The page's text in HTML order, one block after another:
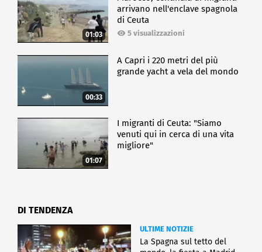
01:03
arrivano nell'enclave spagnola
di Ceuta
5 visualizzazioni
00:33
A Capri i 220 metri del più
grande yacht a vela del mondo
01:07
I migranti di Ceuta: "Siamo
venuti qui in cerca di una vita
migliore"
DI TENDENZA
ULTIME NOTIZIE
La Spagna sul tetto del